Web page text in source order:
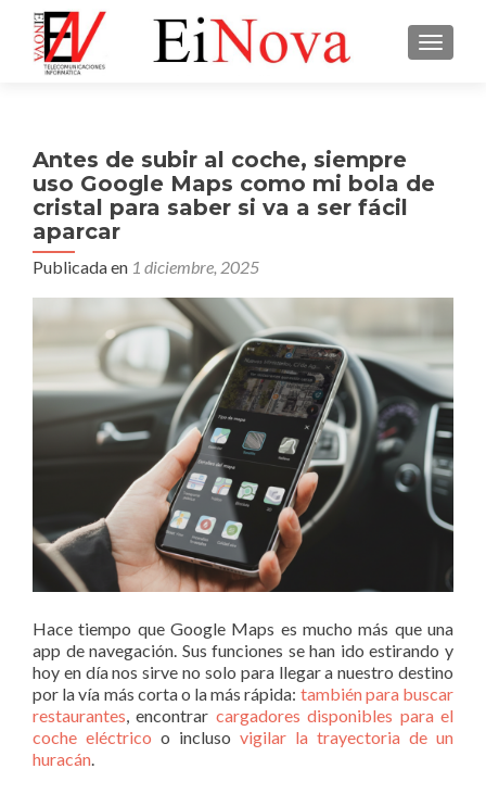
Antes de subir al coche, siempre
uso Google Maps como mi bola de
cristal para saber si va a ser fácil
aparcar
Publicada en 1 diciembre, 2025
Hace tiempo que Google Maps es mucho más que una
app de navegación. Sus funciones se han ido estirando y
hoy en día nos sirve no solo para llegar a nuestro destino
por la vía más corta o la más rápida: también para buscar
restaurantes , encontrar cargadores disponibles para el
coche eléctrico o incluso vigilar la trayectoria de un
huracán